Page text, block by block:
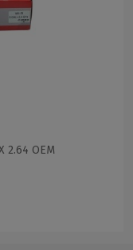
2.64 OEM